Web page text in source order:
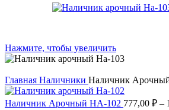
Нажмите, чтобы увеличить
Главная Наличники Наличник
Наличник Арочный НА-102 777,00 ₽ –